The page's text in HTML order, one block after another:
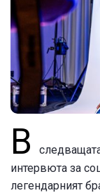
В
интервюта за
легендарният